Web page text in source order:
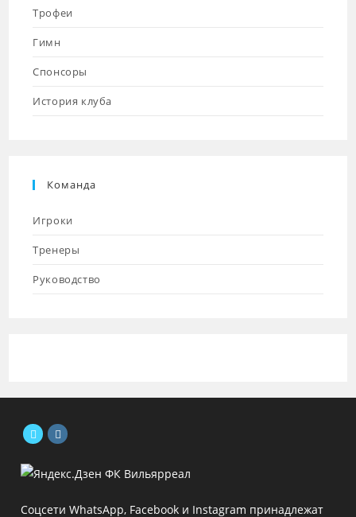
Трофеи
Гимн
Спонсоры
История клуба
Команда
Игроки
Тренеры
Руководство
в
вкладке
в
вкладке
Соцсети WhatsApp, Facebook и Instagram принадлежат